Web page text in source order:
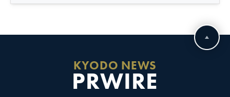
KYODO NEWS
PRWIRE